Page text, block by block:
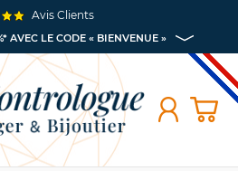
AVEC LE CODE « BIENVENUE »
Avis Clients